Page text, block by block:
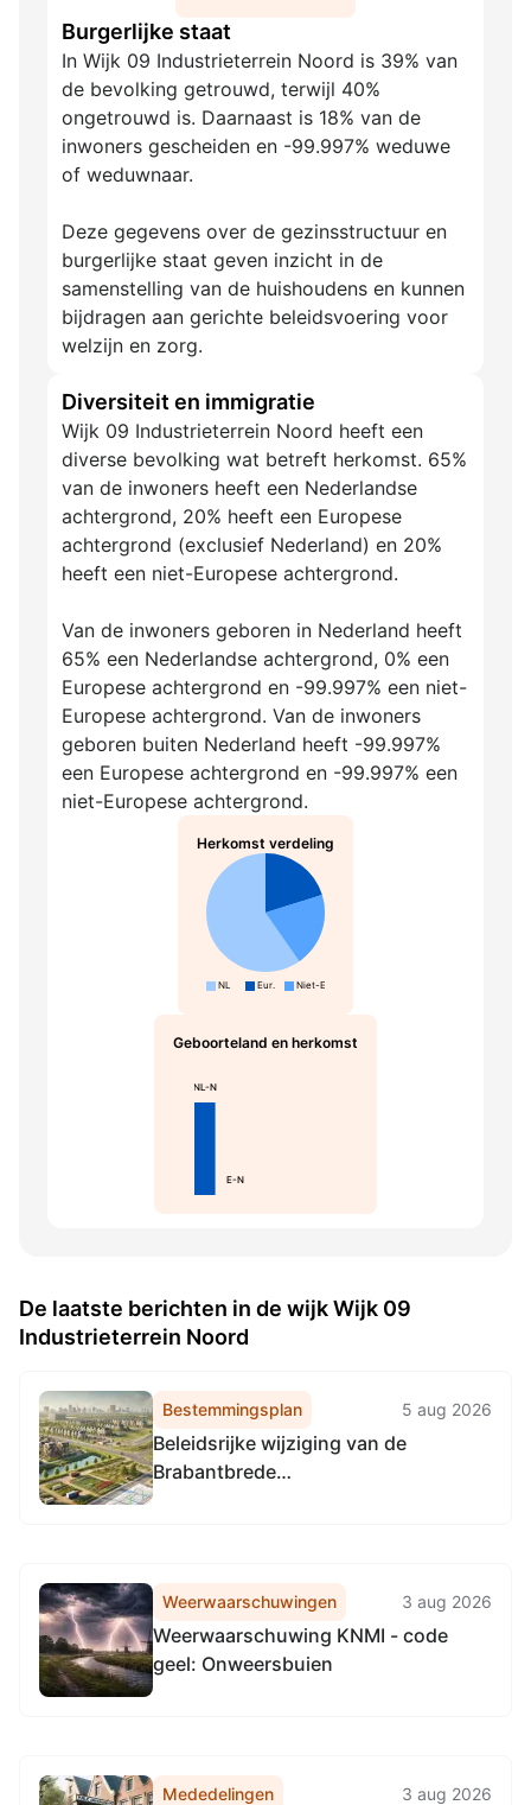
Burgerlijke staat
In Wijk 09 Industrieterrein Noord is 39% van
de bevolking getrouwd, terwijl 40%
ongetrouwd is. Daarnaast is 18% van de
inwoners gescheiden en -99.997% weduwe
of weduwnaar.
Deze gegevens over de gezinsstructuur en
burgerlijke staat geven inzicht in de
samenstelling van de huishoudens en kunnen
bijdragen aan gerichte beleidsvoering voor
welzijn en zorg.
Diversiteit en immigratie
Wijk 09 Industrieterrein Noord heeft een
diverse bevolking wat betreft herkomst. 65%
van de inwoners heeft een Nederlandse
achtergrond, 20% heeft een Europese
achtergrond (exclusief Nederland) en 20%
heeft een niet-Europese achtergrond.
Van de inwoners geboren in Nederland heeft
65% een Nederlandse achtergrond, 0% een
Europese achtergrond en -99.997% een niet-
Europese achtergrond. Van de inwoners
geboren buiten Nederland heeft -99.997%
een Europese achtergrond en -99.997% een
niet-Europese achtergrond.
Herkomst verdeling
NL Eur. Niet-Eur.
Geboorteland en herkomst
NL-N
E-N
De laatste berichten in de wijk Wijk 09
Industrieterrein Noord
Bestemmingsplan 5 aug 2026
Beleidsrijke wijziging van de
Brabantbrede
Weerwaarschuwingen 3 aug 2026
Weerwaarschuwing KNMI - code
geel: Onweersbuien
Mededelingen 3 aug 2026